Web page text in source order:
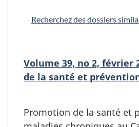
Recherchez des dossiers
Volume 39, no 2, février
de la santé et
Promotion de la santé et